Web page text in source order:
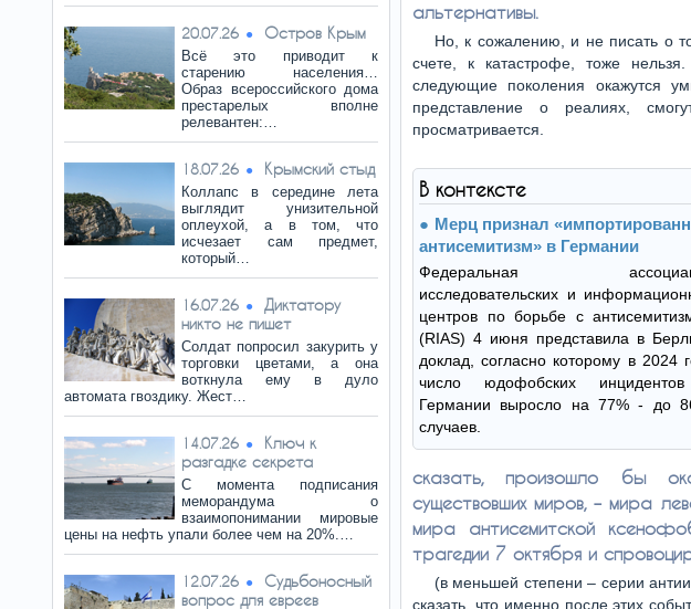
20.07.26 Остров Крым
Всё это приводит к
старению населения…
Образ всероссийского дома
престарелых вполне
релевантен:…
18.07.26 Крымский стыд
Коллапс в середине лета
выглядит унизительной
оплеухой, а в том, что
исчезает сам предмет,
который…
16.07.26
Диктатору
никто не пишет
Солдат попросил закурить у
торговки цветами, а она
воткнула ему в дуло
автомата гвоздику. Жест…
14.07.26
Ключ к
разгадке секрета
С момента подписания
меморандума о
взаимопонимании мировые
цены на нефть упали более чем на 20%.…
12.07.26
Судьбоносный
вопрос для евреев
альтернативы.
Но, к сожалению, и не писать о
счете, к катастрофе, тоже
следующие поколения окажутся
представление о реалиях,
просматривается.
В контексте
Мерц признал
антисемитизм» в Германии
Федеральная
исследовательских и
центров по борьбе с
(RIAS) 4 июня представила в
доклад, согласно которому в 2024
число юдофобских
Германии выросло на 77% - до
случаев.
сказать, произошло бы
существовших миров, – мира
мира антисемитской
трагедии 7 октября и
(в меньшей степени – серии
сказать, что именно после этих